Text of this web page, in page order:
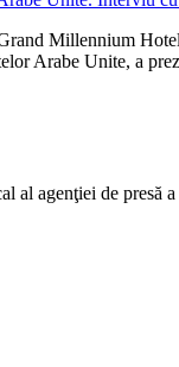
Millennium
Arabe Unite, a
al agenţiei de presă